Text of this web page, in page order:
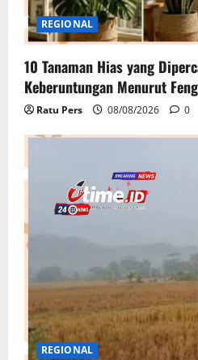
REGIONAL
10 Tanaman Hias yang
Keberuntungan Menurut
Ratu Pers 08/08/2026 0
REGIONAL